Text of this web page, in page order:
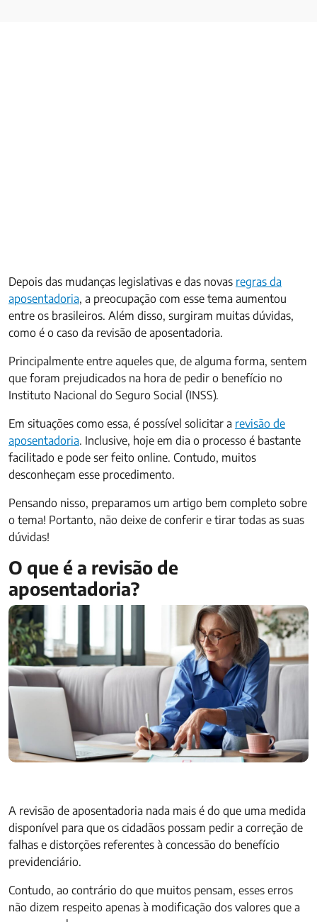
Depois das mudanças legislativas e das novas regras da
aposentadoria, a preocupação com esse tema aumentou
entre os brasileiros. Além disso, surgiram muitas dúvidas,
como é o caso da revisão de aposentadoria.
Principalmente entre aqueles que, de alguma forma, sentem
que foram prejudicados na hora de pedir o benefício no
Instituto Nacional do Seguro Social (INSS).
Em situações como essa, é possível solicitar a revisão de
aposentadoria. Inclusive, hoje em dia o processo é bastante
facilitado e pode ser feito online. Contudo, muitos
desconheçam esse procedimento.
Pensando nisso, preparamos um artigo bem completo sobre
o tema! Portanto, não deixe de conferir e tirar todas as suas
dúvidas!
O que é a revisão de
aposentadoria?
A revisão de aposentadoria nada mais é do que uma medida
disponível para que os cidadãos possam pedir a correção de
falhas e distorções referentes à concessão do benefício
previdenciário.
Contudo, ao contrário do que muitos pensam, esses erros
não dizem respeito apenas à modificação dos valores que a